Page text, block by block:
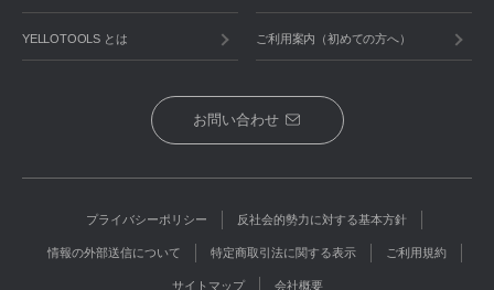
YELLOTOOLS とは ご利用案内（初めての方へ）
お問い合わせ
プライバシーポリシー 反社会的勢力に対する基本方針
情報の外部送信について 特定商取引法に関する表示 ご利用規約
サイトマップ 会社概要